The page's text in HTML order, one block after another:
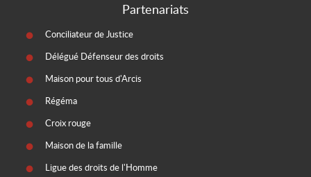
Partenariats
Conciliateur de Justice
Délégué Défenseur des droits
Maison pour tous d'Arcis
Régéma
Croix rouge
Maison de la famille
Ligue des droits de l'Homme